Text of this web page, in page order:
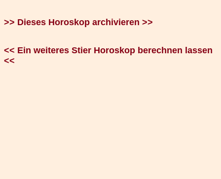
>> Dieses Horoskop archivieren >>
<< Ein weiteres Stier Horoskop berechnen lassen
<<